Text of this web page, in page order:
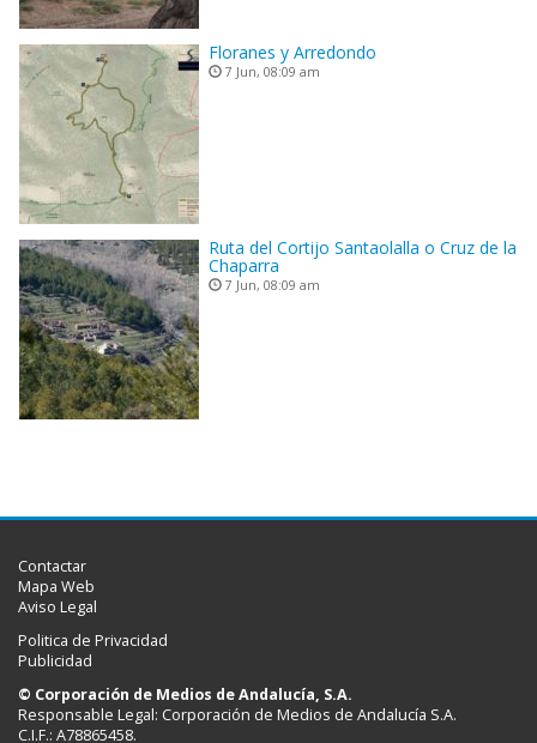
Floranes y Arredondo
7 Jun, 08:09 am
Ruta del Cortijo Santaolalla o Cruz de la
Chaparra
7 Jun, 08:09 am
Contactar
Mapa Web
Aviso Legal
Politica de Privacidad
Publicidad
© Corporación de Medios de Andalucía, S.A.
Responsable Legal: Corporación de Medios de Andalucía S.A.
C.I.F.: A78865458.